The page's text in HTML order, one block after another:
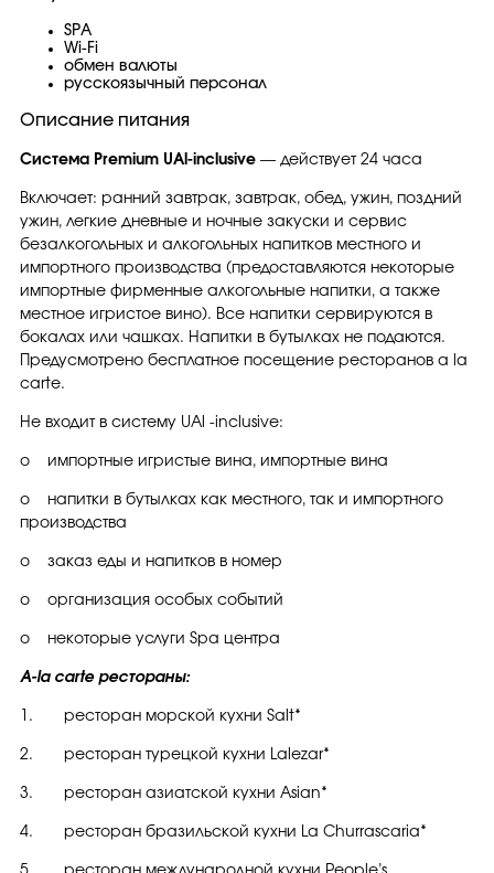
SPA
Wi-Fi
обмен валюты
русскоязычный персонал
Описание питания
Система Premium UAl-inclusive — действует 24 часа
Включает: ранний завтрак, завтрак, обед, ужин, поздний
ужин, легкие дневные и ночные закуски и сервис
безалкогольных и алкогольных напитков местного и
импортного производства (предоставляются некоторые
импортные фирменные алкогольные напитки, а также
местное игристое вино). Все напитки сервируются в
бокалах или чашках. Напитки в бутылках не подаются.
Предусмотрено бесплатное посещение ресторанов a la
carte.
Не входит в систему UAl -inclusive:
o импортные игристые вина, импортные вина
o напитки в бутылках как местного, так и импортного
производства
o заказ еды и напитков в номер
o организация особых событий
o некоторые услуги Spa центра
A-la carte рестораны:
1. ресторан морской кухни Salt*
2. ресторан турецкой кухни Lalezar*
3. ресторан азиатской кухни Asian*
4. ресторан бразильской кухни La Churrascaria*